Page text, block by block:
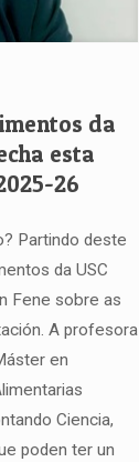
da
esta
26
Partindo deste
da USC
Fene sobre as
A profesora
en
Ciencia,
poden ter un